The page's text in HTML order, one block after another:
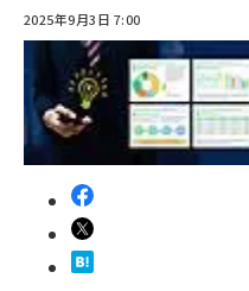
2025年9月3日 7:00